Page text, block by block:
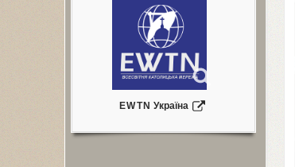
EWTN Україна